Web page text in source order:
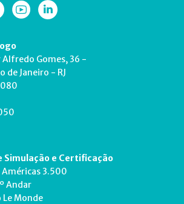
Alfredo Gomes, 36 -
de Janeiro - RJ
Simulação e Certificação
3.500
Andar
Monde